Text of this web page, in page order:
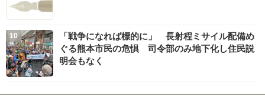
「戦争になれば標的に」 長射程ミサイル配備め
ぐる熊本市民の危惧 司令部のみ地下化し住民説
明会もなく